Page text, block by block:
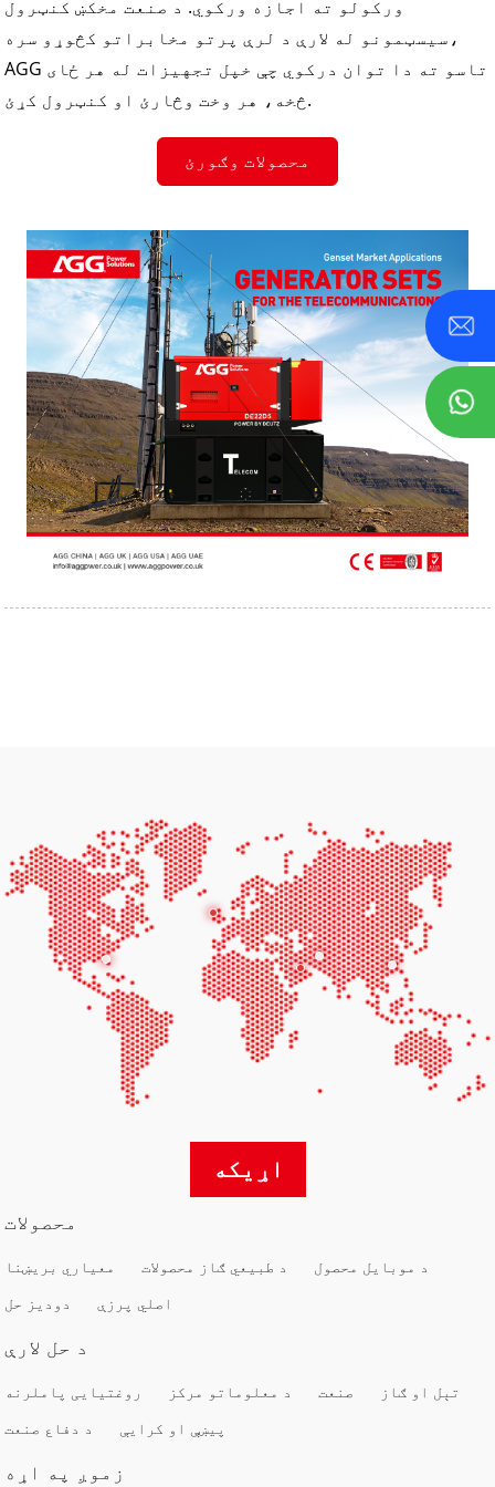
ورکولو ته اجازه ورکوي. د صنعت مخکښ کنټرول
سیسټمونو له لارې د لرې پرتو مخابراتو کڅوړو سره،
AGG تاسو ته دا توان درکوي چې خپل تجهیزات له هر ځای
څخه، هر وخت وڅارئ او کنټرول کړئ.
محصولات وګورئ
اړیکه
محصولات
معیاري بریښنا د طبیعي ګاز محصولات
د موبایل محصول
دودیز حل
اصلي پرزې
د حل لارې
روغتیایی پاملرنه د معلوماتو مرکز صنعت
تېل او ګاز
د دفاع صنعت
پیښې او کرایې
زموږ په اړه